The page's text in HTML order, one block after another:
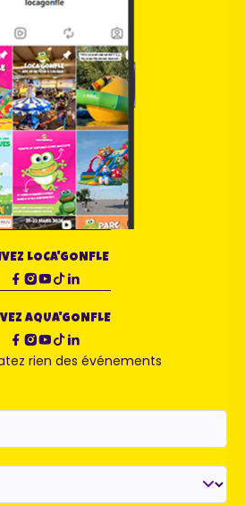
LOCA'GONFLE
AQUA'GONFLE
rien des événements